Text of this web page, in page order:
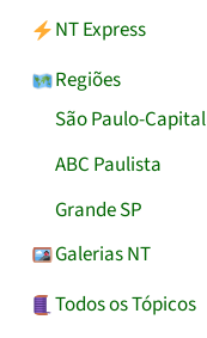
NT Express
Regiões
São Paulo-Capital
ABC Paulista
Grande SP
Galerias NT
Todos os Tópicos